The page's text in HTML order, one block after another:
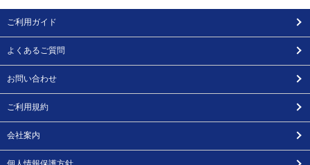
ご利用ガイド
よくあるご質問
お問い合わせ
ご利用規約
会社案内